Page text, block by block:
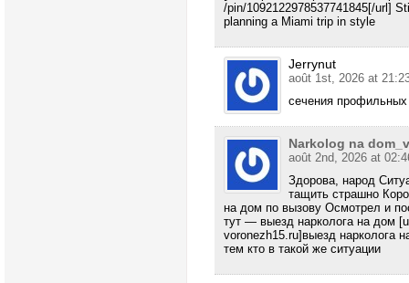
/pin/1092122978537741845[/url]
planning a Miami trip in style
Jerrynut
août 1st, 2026 at
сечения
Narkolog na
août 2nd, 2026 at
Здорова, народ
тащить страшно
на дом по вызову Осмотрел и
тут — выезд нарколога на дом
voronezh15.ru]выезд нарколога
тем кто в такой же ситуации